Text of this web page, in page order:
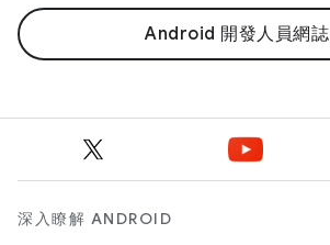
Android 開發人員網誌
深入瞭解 ANDROID